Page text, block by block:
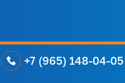
+7 (965) 148-04-05